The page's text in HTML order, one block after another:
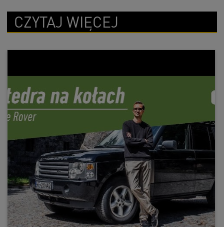
CZYTAJ WIĘCEJ